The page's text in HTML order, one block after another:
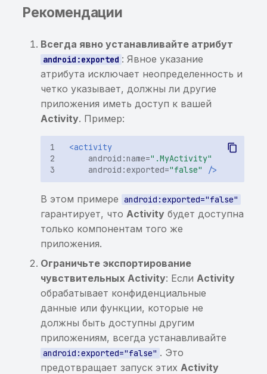
Построен граф для трасс
Обнаружены изменения в
трассах вызовов
Нет изменений в трассах
вызовов
«внутренние домены»,
доступные извне
Обнаружены
«внутренние домены»,
заданные для поиска
SCA. Список
компонентов
Обнаружены домены из
публичного списка
malware
Обнаружены домены из
реестров Роскомнадзора
Рекомендации
Всегда явно устанавливайте атрибут
android:exported : Явное указание
атрибута исключает неопределенность и
четко указывает, должны ли другие
приложения иметь доступ к вашей
Activity. Пример:
<activity
android:name=".MyActivity"
android:exported="false" />
В этом примере android:exported="false"
гарантирует, что Activity будет доступна
только компонентам того же
приложения.
Ограничьте экспортирование
чувствительных Activity: Если Activity
обрабатывает конфиденциальные
данные или функции, которые не
должны быть доступны другим
приложениям, всегда устанавливайте
android:exported="false" . Это
предотвращает запуск этих Activity